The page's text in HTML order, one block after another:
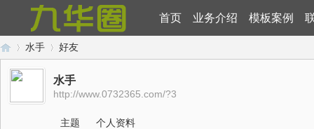
首页 业务介绍 模板案例
›
水手 好友
水手
http://www.0732365.com/?3
主题 个人资料